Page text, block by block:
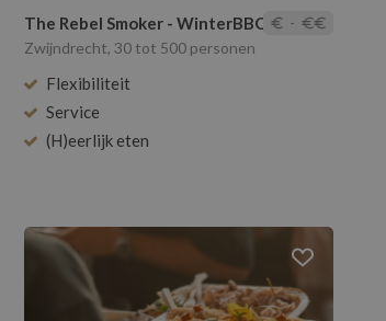
The Rebel Smoker - WinterBBQ
-
Zwijndrecht, 30 tot 500 personen
Flexibiliteit
Service
(H)eerlijk eten